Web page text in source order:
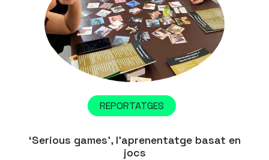
REPORTATGES
‘Serious games’, l’aprenentatge basat en
jocs